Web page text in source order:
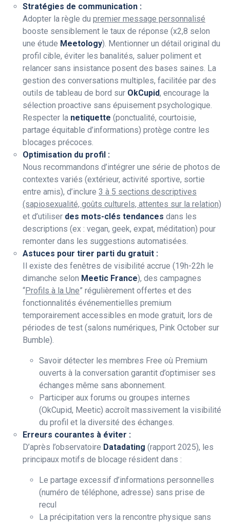
Stratégies de communication :
Adopter la règle du premier message personnalisé
booste sensiblement le taux de réponse (x2,8 selon
une étude Meetology). Mentionner un détail original du
profil cible, éviter les banalités, saluer poliment et
relancer sans insistance posent des bases saines. La
gestion des conversations multiples, facilitée par des
outils de tableau de bord sur OkCupid, encourage la
sélection proactive sans épuisement psychologique.
Respecter la netiquette (ponctualité, courtoisie,
partage équitable d’informations) protège contre les
blocages précoces.
Optimisation du profil :
Nous recommandons d’intégrer une série de photos de
contextes variés (extérieur, activité sportive, sortie
entre amis), d’inclure 3 à 5 sections descriptives
(sapiosexualité, goûts culturels, attentes sur la relation)
et d’utiliser des mots-clés tendances dans les
descriptions (ex : vegan, geek, expat, méditation) pour
remonter dans les suggestions automatisées.
Astuces pour tirer parti du gratuit :
Il existe des fenêtres de visibilité accrue (19h-22h le
dimanche selon Meetic France), des campagnes
“Profils à la Une” régulièrement offertes et des
fonctionnalités événementielles premium
temporairement accessibles en mode gratuit, lors de
périodes de test (salons numériques, Pink October sur
Bumble).
Savoir détecter les membres Free où Premium
ouverts à la conversation garantit d’optimiser ses
échanges même sans abonnement.
Participer aux forums ou groupes internes
(OkCupid, Meetic) accroît massivement la visibilité
du profil et la diversité des échanges.
Erreurs courantes à éviter :
D’après l’observatoire Datadating (rapport 2025), les
principaux motifs de blocage résident dans :
Le partage excessif d’informations personnelles
(numéro de téléphone, adresse) sans prise de
recul
La précipitation vers la rencontre physique sans